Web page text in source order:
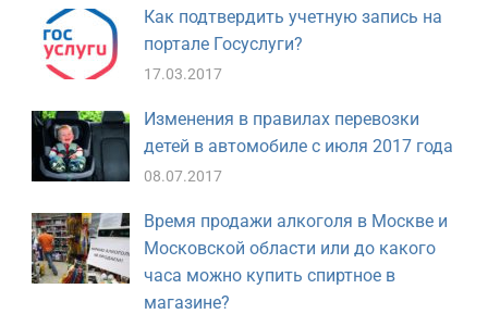
Как подтвердить учетную запись на
портале Госуслуги?
17.03.2017
Изменения в правилах перевозки
детей в автомобиле с июля 2017 года
08.07.2017
Время продажи алкоголя в Москве и
Московской области или до какого
часа можно купить спиртное в
магазине?